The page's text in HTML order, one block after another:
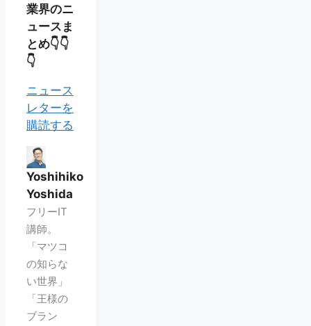
業界のニ
ュースま
とめ👇👇
👇
ニュース
レターを
購読する
Yoshihiko
Yoshida
フリーIT
講師。
「マツコ
の知らな
い世界」
「王様の
ブラン